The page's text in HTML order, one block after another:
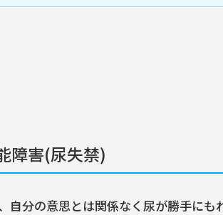
障害(尿失禁)
自分の意思とは関係なく尿が勝手にも